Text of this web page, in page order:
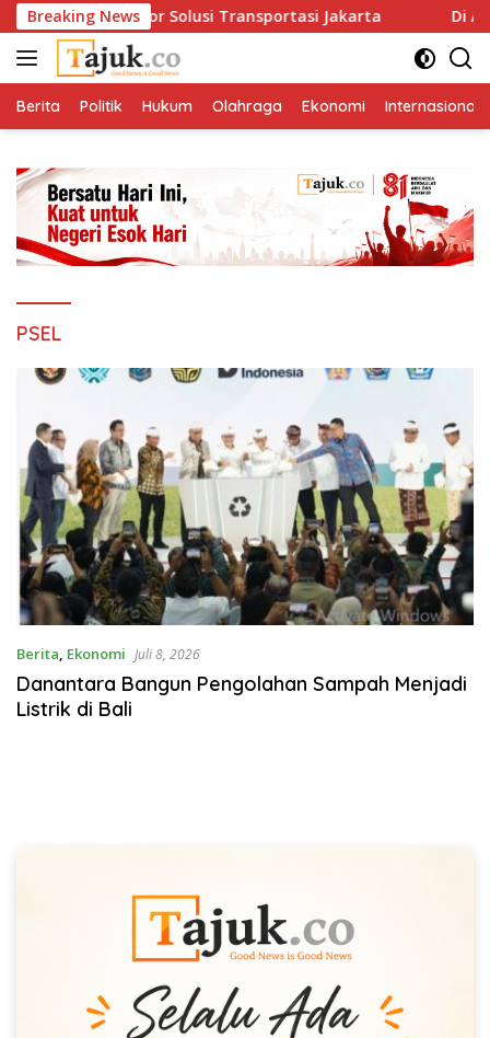
Langsung
ke
konten
Breaking News
Satu Nomor Solusi Transportasi Jakarta Di
Berita Politik Hukum Olahraga Ekonomi Internasional
PSEL
Berita, Ekonomi Juli 8, 2026
Danantara Bangun Pengolahan Sampah Menjadi
Listrik di Bali